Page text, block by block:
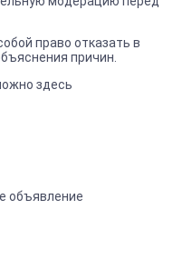
право отказать в
причин.
здесь
объявление